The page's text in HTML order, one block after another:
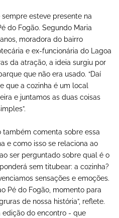
esteve presente na
do Fogão. Segundo Maria
moradora do bairro
e ex-funcionária do Lagoa
da atração, a ideia surgiu por
que não era usado. “Daí
que a cozinha é um local
e juntamos as duas coisas
também comenta sobre essa
e como isso se relaciona ao
ser perguntado sobre qual é o
sem titubear: a cozinha?
sensações e emoções.
Pé do Fogão, momento para
de nossa história”, reflete.
edição do encontro - que